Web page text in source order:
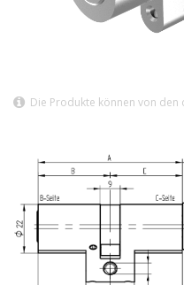
Die Produkte können von